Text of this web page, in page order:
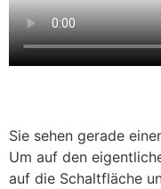
Sie sehen gerade
Um auf den
auf die Schaltfläche